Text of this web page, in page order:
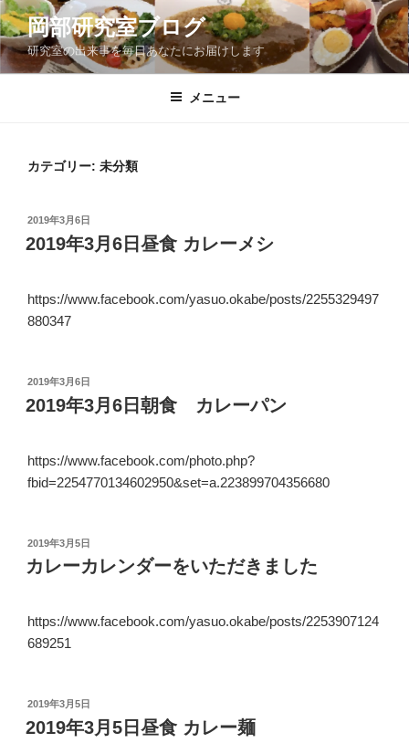
コ
ン
テ
ン
岡部研究室ブログ
研究室の出来事を毎日あなたにお届けします
メニュー
カテゴリー: 未分類
投
稿
日:
2019年3月6日
2019年3月6日昼食 カレーメシ
https://www.facebook.com/yasuo.okabe/posts/2255329497
880347
投
稿
日:
2019年3月6日
2019年3月6日朝食 カレーパン
https://www.facebook.com/photo.php?
fbid=2254770134602950&set=a.223899704356680
投
稿
日:
2019年3月5日
カレーカレンダーをいただきました
https://www.facebook.com/yasuo.okabe/posts/2253907124
689251
投
稿
日:
2019年3月5日
2019年3月5日昼食 カレー麺